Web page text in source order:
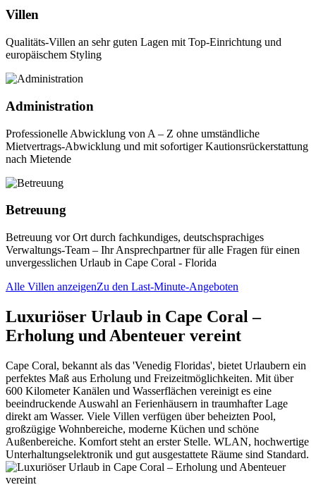
Villen
Qualitäts-Villen an sehr guten Lagen mit Top-Einrichtung und
europäischem Styling
Administration
Professionelle Abwicklung von A – Z ohne umständliche
Mietvertrags-Abwicklung und mit sofortiger Kautionsrückerstattung
nach Mietende
Betreuung
Betreuung vor Ort durch fachkundiges, deutschsprachiges
Verwaltungs-Team – Ihr Ansprechpartner für alle Fragen für einen
unvergesslichen Urlaub in Cape Coral - Florida
Alle Villen anzeigenZu den Last-Minute-Angeboten
Luxuriöser Urlaub in Cape Coral –
Erholung und Abenteuer vereint
Cape Coral, bekannt als das 'Venedig Floridas', bietet Urlaubern ein
perfektes Maß aus Erholung und Freizeitmöglichkeiten. Mit über
600 Kilometer Kanälen und Wasserflächen vereinigt es eine
beeindruckende Auswahl an Ferienhäusern in traumhafter Lage
direkt am Wasser. Viele Villen verfügen über beheizten Pool,
großzügige Wohnbereiche, moderne Küchen und schöne
Außenbereiche. Komfort steht an erster Stelle. WLAN, hochwertige
Unterhaltungselektronik und gut ausgestattete Räume sind Standard.